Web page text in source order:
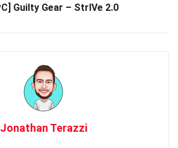
Guilty Gear – StrIVe 2.0
Jonathan Terazzi